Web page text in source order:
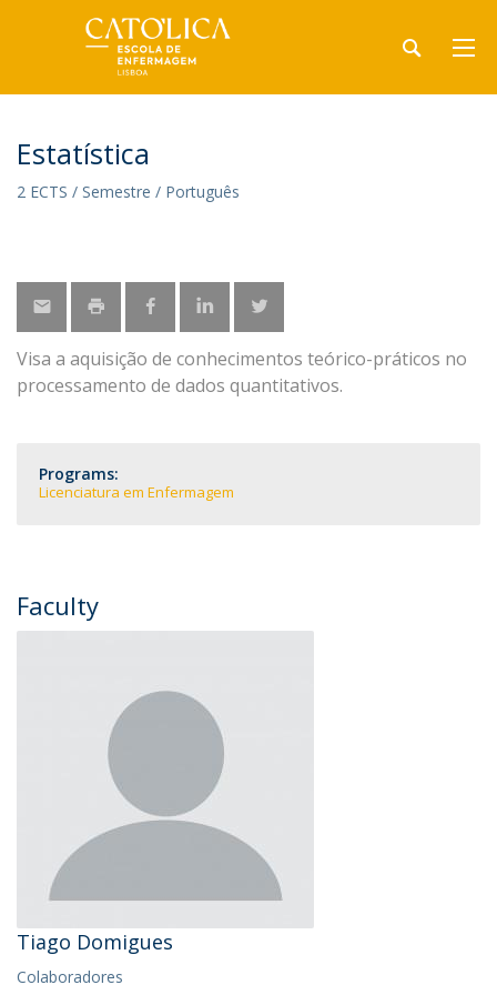
Estatística
2 ECTS / Semestre / Português
Visa a aquisição de conhecimentos teórico-práticos no
processamento de dados quantitativos.
Programs:
Licenciatura em Enfermagem
Faculty
Tiago Domigues
Colaboradores